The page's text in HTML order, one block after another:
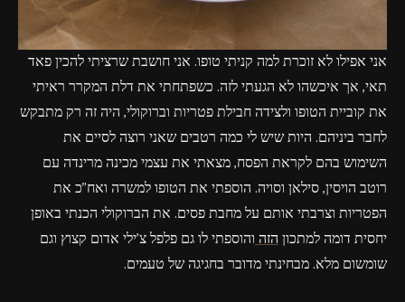
אני אפילו לא זוכרת למה קניתי טופו. אני חושבת שרציתי להכין פאד
תאי, אך איכשהו לא הגעתי לזה. כשפתחתי את דלת המקרר ראיתי
את קוביית הטופו ולצידה חבילת פטריות וברוקולי, היה זה רק מתבקש
לחבר ביניהם. היות שיש לי כמה רטבים שאני רוצה לסיים את
השימוש בהם לקראת הפסח, מצאתי את עצמי מכינה מרינדה עם
רוטב הויסין, סילאן וסויה. הוספתי את הטופו למשרה ואח"כ את
הפטריות וצרבתי אותם על מחבת פסים. את הברוקולי הכנתי באופן
יחסית דומה למתכוןהזהוהוספתי לו גם פלפל צ'ילי אדום קצוץ וגם
שומשום מלא. מבחינתי מדובר בחגיגה של טעמים.